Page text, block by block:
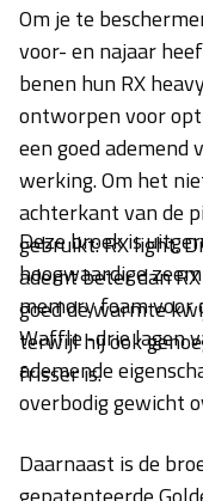
Om je te
voor- en najaar
benen hun RX
ontworpen voor
een goed
werking. Om het
achterkant van de
gebruikt: RX light.
ademt beter dan
goed de warmte
terwijl hij ook
frisser is.
Deze broek is
hoogwaardige
memory foam voor
Waffle -drie lagen
ademende
overbodig gewicht
Daarnaast is de